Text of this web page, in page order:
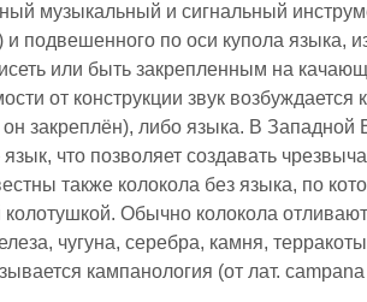
музыкальный и сигнальный
и подвешенного по оси купола языка,
или быть закрепленным на
от конструкции звук возбуждается
он закреплён), либо языка. В
что позволяет создавать
также колокола без языка, по
Обычно колокола
чугуна, серебра, камня,
кампанология (от лат.